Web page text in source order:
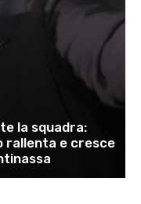
la squadra:
rallenta e cresce